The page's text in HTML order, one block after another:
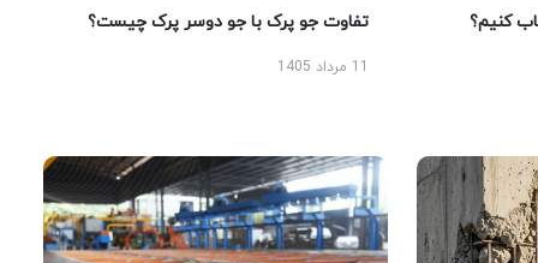
کنیم؟ تفاوت جو پرک با جو دوسر پرک چیست؟